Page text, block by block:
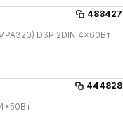
488427
DSP 2DIN 4x60Вт
444828